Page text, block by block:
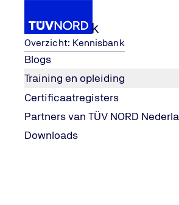
Kennisbank
Overzicht: Kennisbank
Blogs
Training en opleiding
Certificaatregisters
Partners van TÜV NORD
Downloads
Home
Kennisbank Blogs SNF-
ilige